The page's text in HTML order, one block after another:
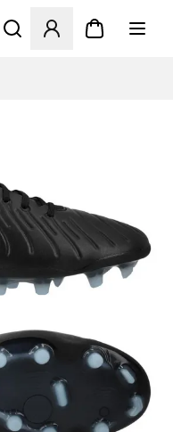
Åbner en Modal til at